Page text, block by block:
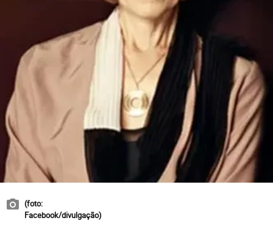
(foto:
Facebook/divulgação)